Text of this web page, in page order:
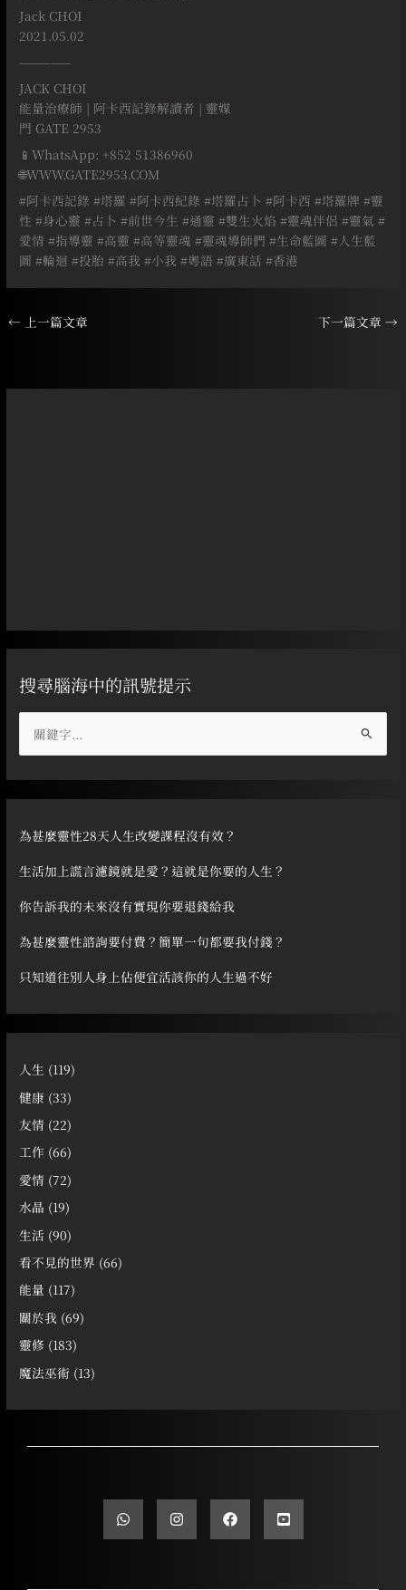
Jack CHOI
2021.05.02
—————
JACK CHOI
能量治療師 | 阿卡西記錄解讀者 | 靈媒
門 GATE 2953
📱WhatsApp: +852 51386960
🌐WWW.GATE2953.COM
#阿卡西記錄 #塔羅 #阿卡西紀錄 #塔羅占卜 #阿卡西 #塔羅牌 #靈
性 #身心靈 #占卜 #前世今生 #通靈 #雙生火焰 #靈魂伴侶 #靈氣 #
愛情 #指導靈 #高靈 #高等靈魂 #靈魂導師們 #生命藍圖 #人生藍
圖 #輪迴 #投胎 #高我 #小我 #粵語 #廣東話 #香港
← 上一篇文章 下一篇文章 →
搜尋腦海中的訊號提示
尋
關
字
為甚麼靈性28天人生改變課程沒有效？
生活加上謊言濾鏡就是愛？這就是你要的人生？
你告訴我的未來沒有實現你要退錢給我
為甚麼靈性諮詢要付費？簡單一句都要我付錢？
只知道往別人身上佔便宜活該你的人生過不好
人生 (119)
健康 (33)
友情 (22)
工作 (66)
愛情 (72)
水晶 (19)
生活 (90)
看不見的世界 (66)
能量 (117)
關於我 (69)
靈修 (183)
魔法巫術 (13)